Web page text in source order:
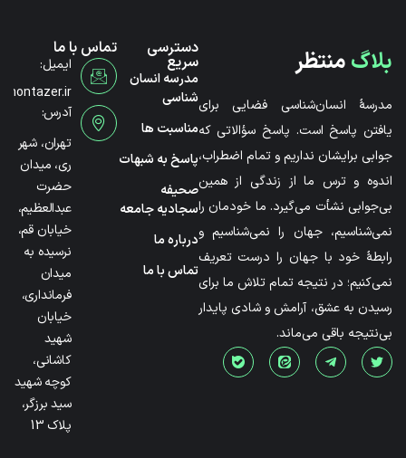
بلاگمنتظر
مدرسۀ انسان‌شناسی فضایی برای
یافتن پاسخ است. پاسخ سؤالاتی که
جوابی برایشان نداریم و تمام اضطراب،
اندوه و ترس ما از زندگی از همین
بی‌جوابی نشأت می‌گیرد. ما خودمان را
نمی‌شناسیم، جهان را نمی‌شناسیم و
رابطۀ خود با جهان را درست تعریف
نمی‌کنیم؛ در نتیجه تمام تلاش ما برای
رسیدن به عشق، آرامش و شادی پایدار
بی‌نتیجه باقی می‌ماند.
دسترسی
سریع
مدرسه انسان
شناسی
مناسبت ها
پاسخ به شبهات
صحیفه
سجادیه جامعه
درباره ما
تماس با ما
تماس با ما
ایمیل:
آدرس:
تهران، شهر
ری، میدان
حضرت
عبدالعظیم،
خیابان قم،
نرسیده به
میدان
فرمانداری،
خیابان
شهید
کاشانی،
کوچه شهید
سید برزگر،
پلاک 13